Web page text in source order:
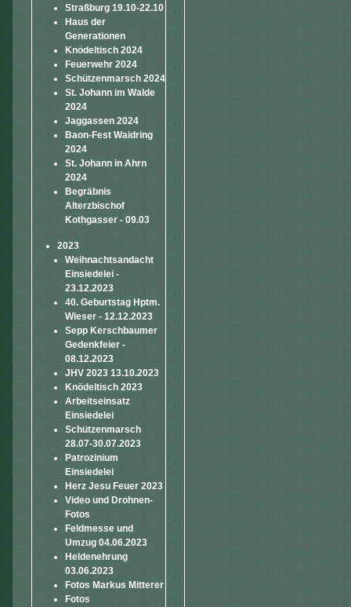
Straßburg 19.10-22.10
Haus der
Generationen
Knödeltisch 2024
Feuerwehr 2024
Schützenmarsch 2024
St. Johann im Walde
2024
Jaggassen 2024
Baon-Fest Waidring
2024
St. Johann in Ahrn
2024
Begräbnis
Alterzbischof
Kothgasser - 09.03
2023
Weihnachtsandacht
Einsiedelei -
23.12.2023
40. Geburtstag Hptm.
Wieser - 12.12.2023
Sepp Kerschbaumer
Gedenkfeier -
08.12.2023
JHV 2023 13.10.2023
Knödeltisch 2023
Arbeitseinsatz
Einsiedelei
Schützenmarsch
28.07-30.07.2023
Patrozinium
Einsiedelei
Herz Jesu Feuer 2023
Video und Drohnen-
Fotos
Feldmesse und
Umzug 04.06.2023
Heldenehrung
03.06.2023
Fotos Markus Mitterer
Fotos